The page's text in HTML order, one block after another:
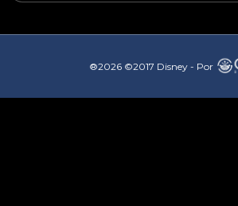
®2026 ©2017 Disney - Por